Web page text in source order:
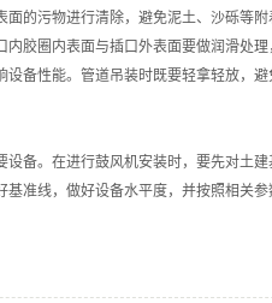
污物进行清除，避免泥土、沙砾等附
胶圈内表面与插口外表面要做润滑处
备性能。管道吊装时既要轻拿轻放，
。在进行鼓风机安装时，要先对土
准线，做好设备水平度，并按照相关参